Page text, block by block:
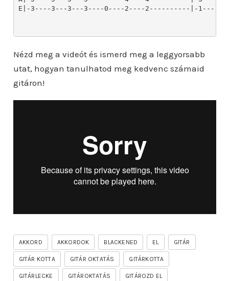
Nézd meg a videót és ismerd meg a leggyorsabb
utat, hogyan tanulhatod meg kedvenc számaid
gitáron!
AKKORD AKKORDOK BLACKENED EL GITÁR
GITÁR KOTTA GITÁR OKTATÁS GITÁRKOTTA
GITÁRLECKE GITÁROKTATÁS GITÁROZD EL